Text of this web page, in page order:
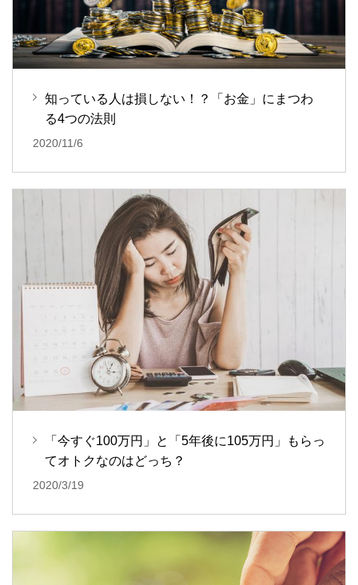
知っている人は損しない！？「お金」にまつわ
る4つの法則
2020/11/6
「今すぐ100万円」と「5年後に105万円」もらっ
てオトクなのはどっち？
2020/3/19